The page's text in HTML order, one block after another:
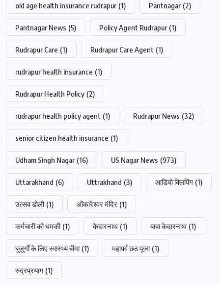
old age health insurance rudrapur (1) Pantnagar (2)
Pantnagar News (5) Policy Agent Rudrapur (1)
Rudrapur Care (1) Rudrapur Care Agent (1)
rudrapur health insurance (1)
Rudrapur Health Policy (2)
rudrapur health policy agent (1) Rudrapur News (32)
senior citizen health insurance (1)
Udham Singh Nagar (16) US Nagar News (973)
Uttarakhand (6) Uttrakhand (3) आडियो क्लिपिंग (1)
उत्सव डोली (1) ओंकारेश्वर मंदिर (1)
कर्मचारी को धमकी (1) केदारनाथ (1) बाबा केदारनाथ (1)
बुज़ुर्गों के लिए स्वास्थ्य बीमा (1) महापर्व छठ पूजा (1)
रुद्रप्रयाग (1)